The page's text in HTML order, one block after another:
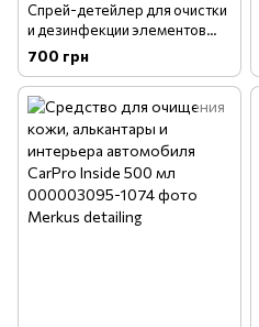
Спрей-детейлер для очистки
и дезинфекции элементов
интерьера Gyeon Q²M Interior
Detailer 500 мл
700 грн